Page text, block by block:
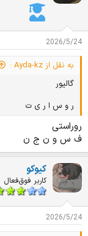
2026/5/24
به نقل از Ayda-kz :
گالیور
ر و س ا ر ی ت
روراستی
ف س و ن ج ن
کیوکو
کاربر فوق‌فعال
2026/5/24